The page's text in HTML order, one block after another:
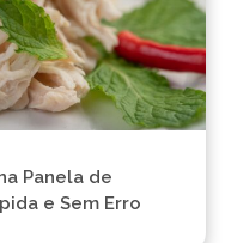
Panela de
e Sem Erro